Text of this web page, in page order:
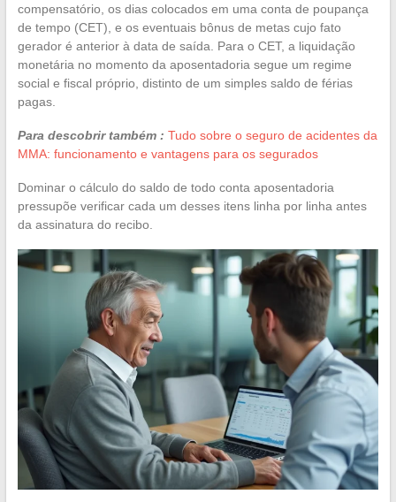
compensatório, os dias colocados em uma conta de poupança
de tempo (CET), e os eventuais bônus de metas cujo fato
gerador é anterior à data de saída. Para o CET, a liquidação
monetária no momento da aposentadoria segue um regime
social e fiscal próprio, distinto de um simples saldo de férias
pagas.
Para descobrir também : Tudo sobre o seguro de acidentes da
MMA: funcionamento e vantagens para os segurados
Dominar o cálculo do saldo de todo conta aposentadoria
pressupõe verificar cada um desses itens linha por linha antes
da assinatura do recibo.